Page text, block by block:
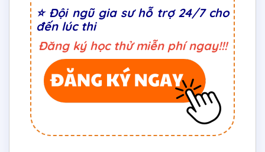
⭐ Đội ngũ gia sư hỗ trợ 24/7 cho
đến lúc thi
Đăng ký học thử miễn phí ngay!!!